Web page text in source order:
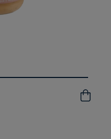
Acquista